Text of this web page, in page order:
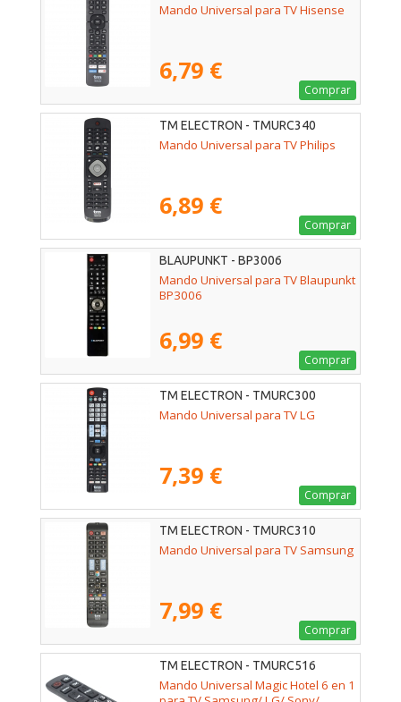
Mando Universal para TV Hisense
6,79 €
Comprar
TM ELECTRON - TMURC340
Mando Universal para TV Philips
6,89 €
Comprar
BLAUPUNKT - BP3006
Mando Universal para TV Blaupunkt
BP3006
6,99 €
Comprar
TM ELECTRON - TMURC300
Mando Universal para TV LG
7,39 €
Comprar
TM ELECTRON - TMURC310
Mando Universal para TV Samsung
7,99 €
Comprar
TM ELECTRON - TMURC516
Mando Universal Magic Hotel 6 en 1